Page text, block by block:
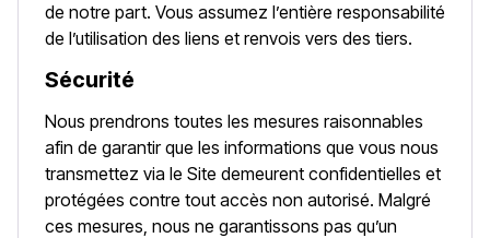
de notre part. Vous assumez l’entière responsabilité
de l’utilisation des liens et renvois vers des tiers.
Sécurité
Nous prendrons toutes les mesures raisonnables
afin de garantir que les informations que vous nous
transmettez via le Site demeurent confidentielles et
protégées contre tout accès non autorisé. Malgré
ces mesures, nous ne garantissons pas qu’un